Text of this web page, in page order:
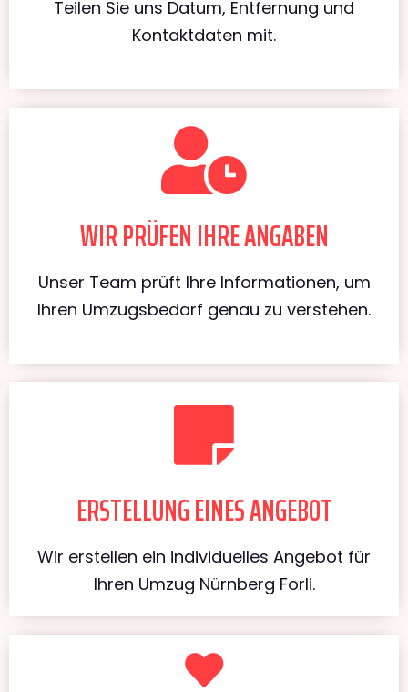
Teilen Sie uns Datum, Entfernung und
Kontaktdaten mit.
WIR PRÜFEN IHRE ANGABEN
Unser Team prüft Ihre Informationen, um
Ihren Umzugsbedarf genau zu verstehen.
ERSTELLUNG EINES ANGEBOT
Wir erstellen ein individuelles Angebot für
Ihren Umzug Nürnberg Forli.